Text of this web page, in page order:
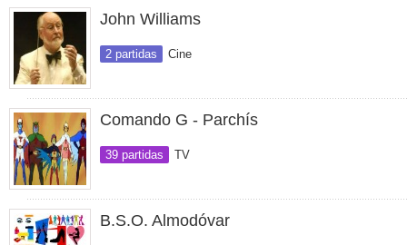
John Williams
2 partidas Cine
Comando G - Parchís
39 partidas TV
B.S.O. Almodóvar